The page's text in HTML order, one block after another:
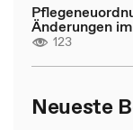
Änderungen
123
Neueste